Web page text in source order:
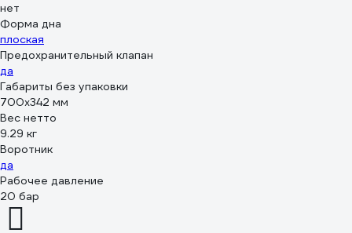
нет
Форма дна
плоская
Предохранительный клапан
да
Габариты без упаковки
700х342 мм
Вес нетто
9.29 кг
Воротник
да
Рабочее давление
20 бар